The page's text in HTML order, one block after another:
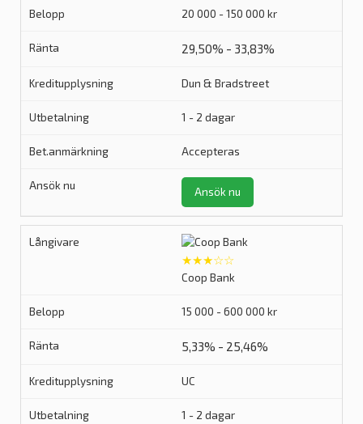
20 000 - 150 000 kr
29,50% - 33,83%
Dun & Bradstreet
1 - 2 dagar
Accepteras
Ansök nu
★★★☆☆
Coop Bank
15 000 - 600 000 kr
5,33% - 25,46%
UC
1 - 2 dagar